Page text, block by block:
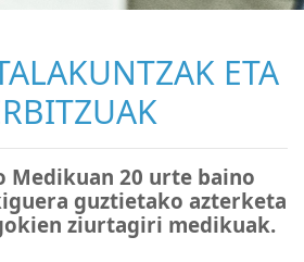
ETA
Medikuan 20 urte baino
guztietako azterketa
ziurtagiri medikuak.